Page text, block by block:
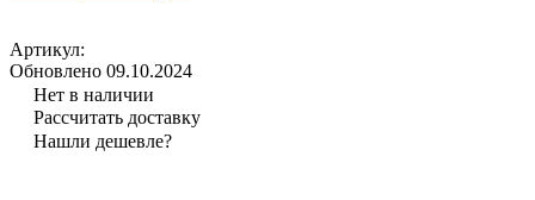
Артикул:
Обновлено 09.10.2024
Нет в наличии
Рассчитать доставку
Нашли дешевле?